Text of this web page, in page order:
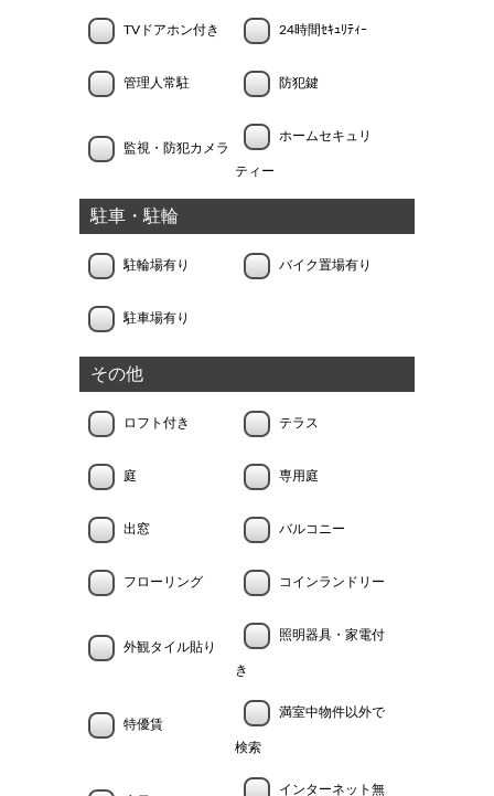
TVドアホン付き 24時間ｾｷｭﾘﾃｨｰ
管理人常駐 防犯鍵
監視・防犯カメラ
ホームセキュリ
ティー
駐車・駐輪
駐輪場有り バイク置場有り
駐車場有り
その他
ロフト付き テラス
庭 専用庭
出窓 バルコニー
フローリング コインランドリー
外観タイル貼り
照明器具・家電付
き
特優賃
満室中物件以外で
検索
インターネット無